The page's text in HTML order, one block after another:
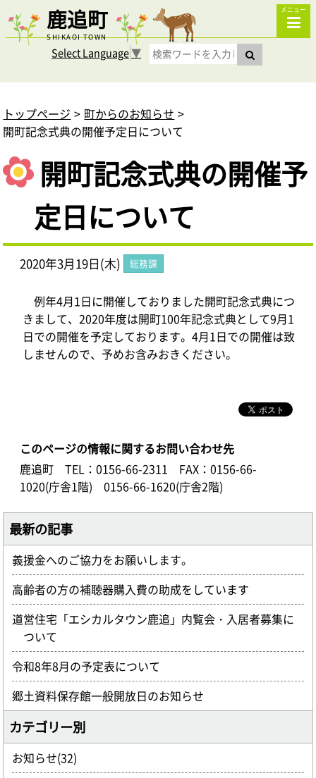
鹿追町
SHIKAOI TOWN
メニュー
Select Language▼
トップページ
町からのお知らせ
開町記念式典の開催予定日について
開町記念式典の開催予
定日について
2020年3月19日(木) 総務課
例年4月1日に開催しておりました開町記念式典につ
きまして、2020年度は開町100年記念式典として9月1
日での開催を予定しております。4月1日での開催は致
しませんので、予めお含みおきください。
このページの情報に関するお問い合わせ先
鹿追町
TEL：0156-66-2311
FAX：0156-66-
1020(庁舎1階) 0156-66-1620(庁舎2階)
最新の記事
義援金へのご協力をお願いします。
高齢者の方の補聴器購入費の助成をしています
道営住宅「エシカルタウン鹿追」内覧会・入居者募集に
ついて
令和8年8月の予定表について
郷土資料保存館一般開放日のお知らせ
カテゴリー別
お知らせ(32)